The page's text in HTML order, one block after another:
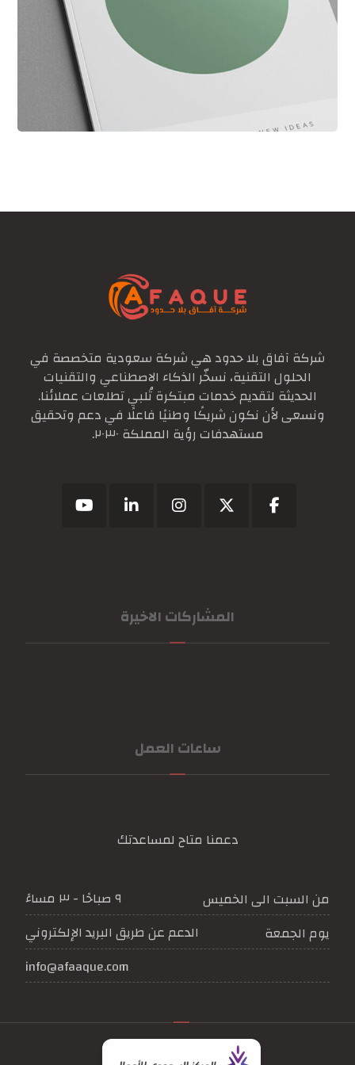
شركة آفاق بلا حدود هي شركة سعودية متخصصة في
الحلول التقنية، نسخّر الذكاء الاصطناعي والتقنيات
الحديثة لتقديم خدمات مبتكرة تُلبي تطلعات عملائنا.
ونسعى لأن نكون شريكًا وطنيًا فاعلًا في دعم وتحقيق
مستهدفات رؤية المملكة ٢٠٣٠.
المشاركات الاخيرة
ساعات العمل
دعمنا متاح لمساعدتك
من السبت الى الخميس
٩ صباحًا - ٣ مساءً
يوم الجمعة
الدعم عن طريق البريد الإلكتروني
info@afaaque.com